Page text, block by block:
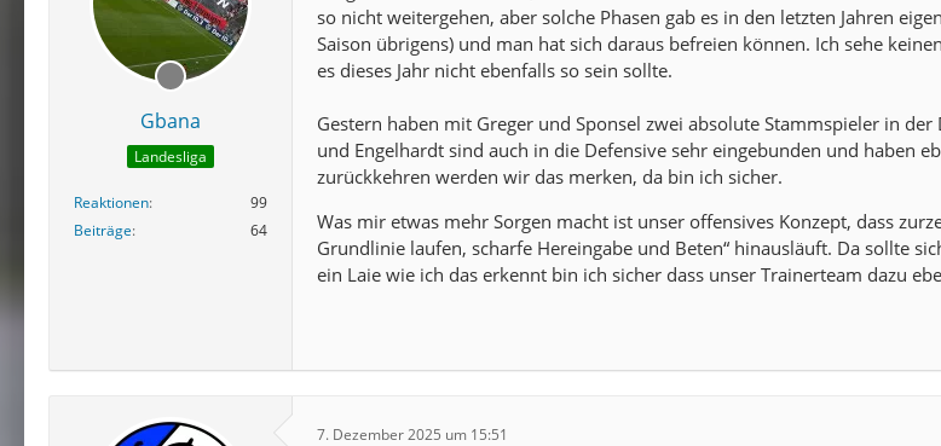
Gbana
Landesliga
Reaktionen
99
Beiträge
64
so nicht weitergehen, aber solche Phasen gab es in den letzten Jahren
Saison übrigens) und man hat sich daraus befreien können. Ich sehe
es dieses Jahr nicht ebenfalls so sein sollte.
Gestern haben mit Greger und Sponsel zwei absolute Stammspieler in der
und Engelhardt sind auch in die Defensive sehr eingebunden und haben
zurückkehren werden wir das merken, da bin ich sicher.
Was mir etwas mehr Sorgen macht ist unser offensives Konzept, dass
Grundlinie laufen, scharfe Hereingabe und Beten“ hinausläuft. Da sollte
ein Laie wie ich das erkennt bin ich sicher dass unser Trainerteam dazu
7. Dezember 2025 um 15:51